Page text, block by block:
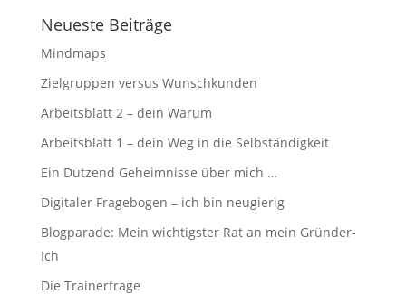
Neueste Beiträge
Mindmaps
Zielgruppen versus Wunschkunden
Arbeitsblatt 2 – dein Warum
Arbeitsblatt 1 – dein Weg in die Selbständigkeit
Ein Dutzend Geheimnisse über mich …
Digitaler Fragebogen – ich bin neugierig
Blogparade: Mein wichtigster Rat an mein Gründer-
Ich
Die Trainerfrage